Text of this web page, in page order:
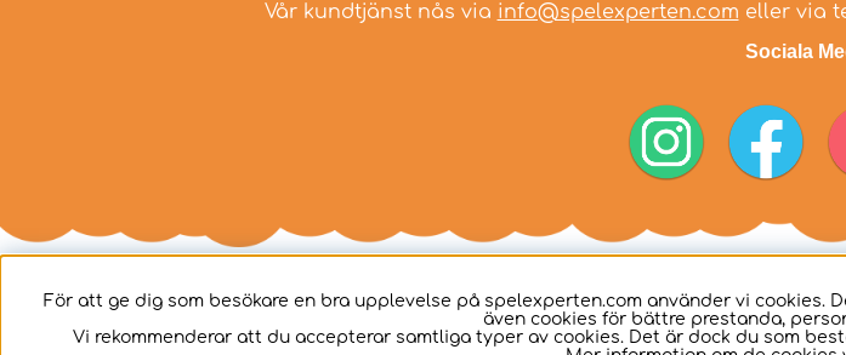
Vår kundtjänst nås via info@spelexperten.com eller via
Sociala
För att ge dig som besökare en bra upplevelse på spelexperten.com använder vi
även cookies för bättre prestanda,
Vi rekommenderar att du accepterar samtliga typer av cookies. Det är dock du som